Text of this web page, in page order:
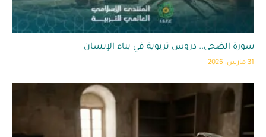
سورة الضحى.. دروس تربوية في بناء الإنسان
31 مارس، 2026